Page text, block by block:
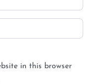
in this browser